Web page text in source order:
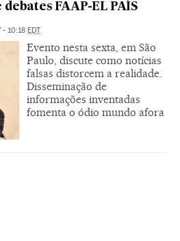
FAAP-EL PAÍS
- 10:18 EDT
Evento nesta sexta, em São
Paulo, discute como notícias
falsas distorcem a realidade.
Disseminação de
informações inventadas
fomenta o ódio mundo afora